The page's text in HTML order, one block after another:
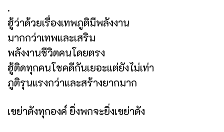
.
ฮู้ว่าด้วยเรื่องเทพภูติมีพลังงาน
มากกว่าเทพและเสริม
พลังงานชีวิตคนโดยตรง
ฮู้ติดทุกคนโชคดีกันเยอะแต่ยังไม่เท่า
ภูติรุนแรงกว่าและสร้างยากมาก
เขย่าดังทุกองค์ ยิ่งพกจะยิ่งเขย่าดัง